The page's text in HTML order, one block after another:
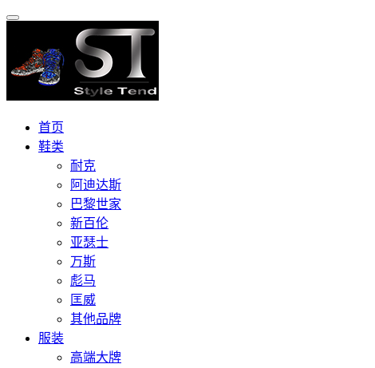
首页
鞋类
耐克
阿迪达斯
巴黎世家
新百伦
亚瑟士
万斯
彪马
匡威
其他品牌
服装
高端大牌